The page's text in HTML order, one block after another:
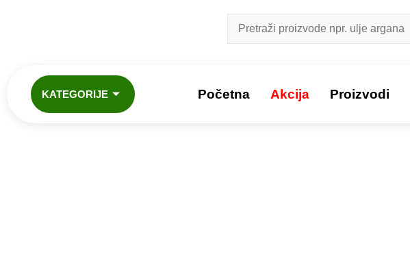
KATEGORIJE Početna Akcija Proizvodi